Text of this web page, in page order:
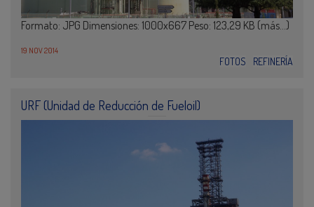
Formato: JPG Dimensiones: 1000x667 Peso: 123,29 KB (más…)
19 NOV 2014
FOTOS REFINERÍA
URF (Unidad de Reducción de Fueloil)